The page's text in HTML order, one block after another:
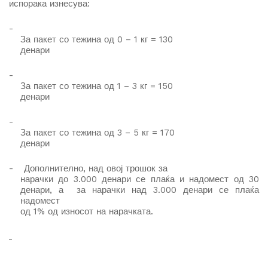
испорака изнесува:
-
За пакет со тежина од 0 – 1 кг = 130
денари
-
За пакет со тежина од 1 – 3 кг = 150
денари
-
За пакет со тежина од 3 – 5 кг = 170
денари
- Дополнително, над овој трошок за
нарачки до 3.000 денари се плаќа и надомест од 30
денари, а за нарачки над 3.000 денари се плаќа
надомест
од 1% од износот на нарачката.